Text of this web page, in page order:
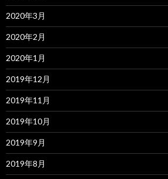
2020年3月
2020年2月
2020年1月
2019年12月
2019年11月
2019年10月
2019年9月
2019年8月